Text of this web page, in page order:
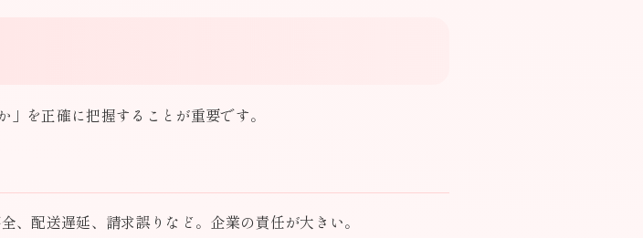
を正確に把握することが重要です。
、配送遅延、請求誤りなど。企業の責任が大きい。